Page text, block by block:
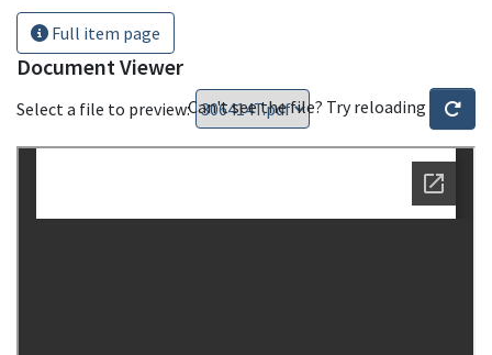
Full item page
Document Viewer
Select a file to preview:Can't see the file? Try reloading